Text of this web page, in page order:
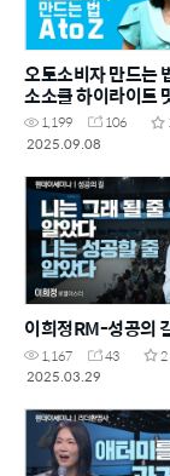
오토소비자 만드는
소소클 하이라이트
1,199 106
2025.09.08
이희정RM-성공의
1,167 43
2
2025.03.29